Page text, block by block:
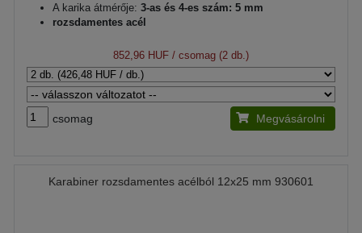
A karika átmérője: 3-as és 4-es szám: 5 mm
rozsdamentes acél
852,96 HUF / csomag (2 db.)
csomag Megvásárolni
Karabiner rozsdamentes acélból 12x25 mm 930601